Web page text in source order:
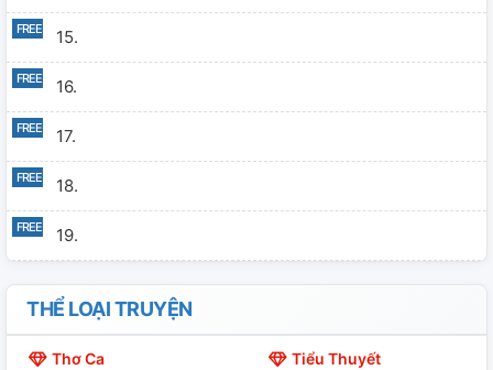
15.
16.
17.
18.
19.
20.
21.
THỂ LOẠI TRUYỆN
Thơ Ca Tiểu Thuyết